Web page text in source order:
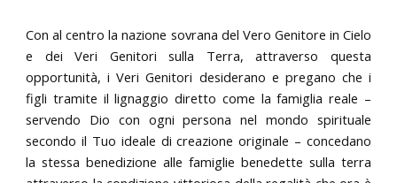
Con al centro la nazione sovrana del Vero Genitore in Cielo
e dei Veri Genitori sulla Terra, attraverso questa
opportunità, i Veri Genitori desiderano e pregano che i
figli tramite il lignaggio diretto come la famiglia reale –
servendo Dio con ogni persona nel mondo spirituale
secondo il Tuo ideale di creazione originale – concedano
la stessa benedizione alle famiglie benedette sulla terra